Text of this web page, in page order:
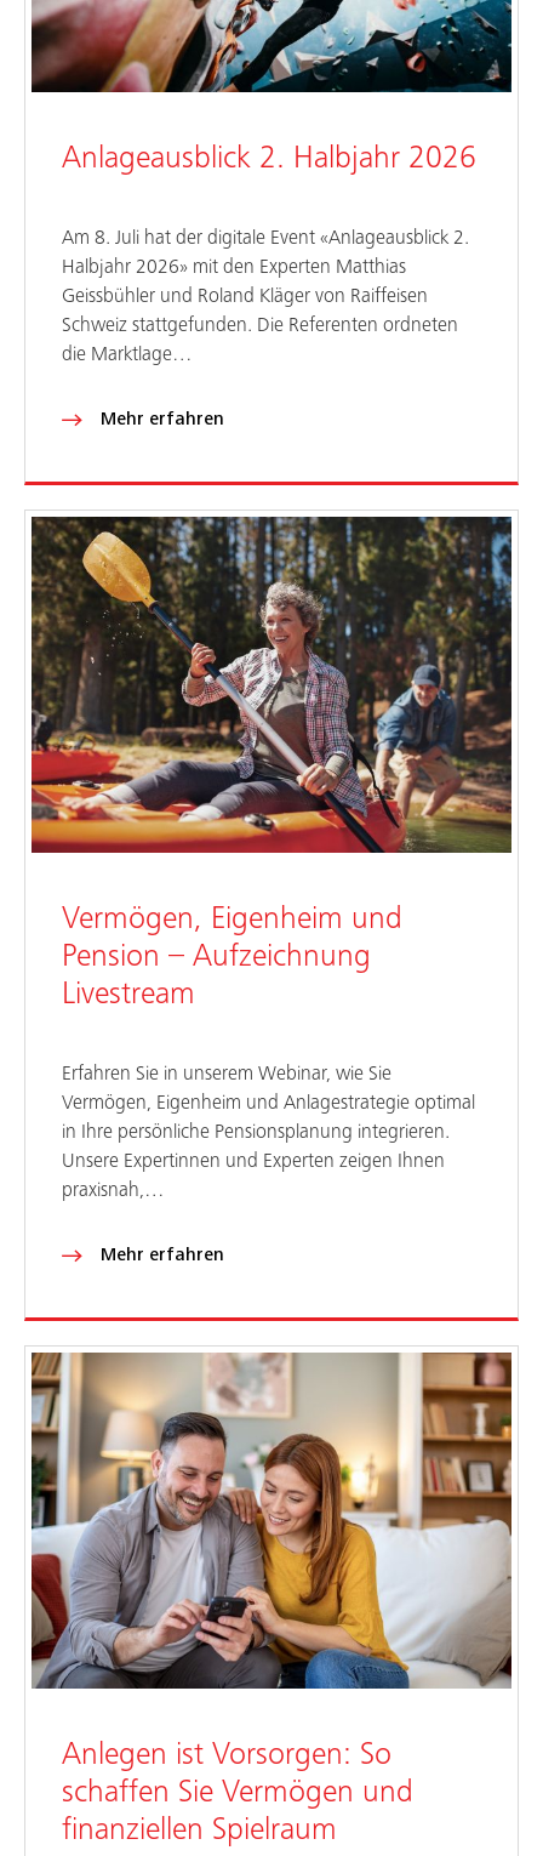
Anlageausblick 2. Halbjahr 2026
Am 8. Juli hat der digitale Event «Anlageausblick 2.
Halbjahr 2026» mit den Experten Matthias
Geissbühler und Roland Kläger von Raiffeisen
Schweiz stattgefunden. Die Referenten ordneten
die Marktlage…
Mehr erfahren
Vermögen, Eigenheim und
Pension – Aufzeichnung
Livestream
Erfahren Sie in unserem Webinar, wie Sie
Vermögen, Eigenheim und Anlagestrategie optimal
in Ihre persönliche Pensionsplanung integrieren.
Unsere Expertinnen und Experten zeigen Ihnen
praxisnah,…
Mehr erfahren
Anlegen ist Vorsorgen: So
schaffen Sie Vermögen und
finanziellen Spielraum